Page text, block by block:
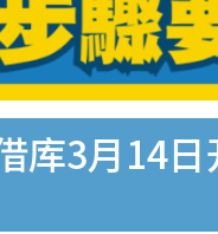
库3月14